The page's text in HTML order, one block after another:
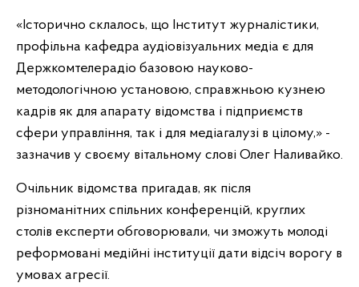
«Історично склалось, що Інститут журналістики,
профільна кафедра аудіовізуальних медіа є для
Держкомтелерадіо базовою науково-
методологічною установою, справжньою кузнею
кадрів як для апарату відомства і підприємств
сфери управління, так і для медіагалузі в цілому,» -
зазначив у своєму вітальному слові Олег Наливайко.
Очільник відомства пригадав, як після
різноманітних спільних конференцій, круглих
столів експерти обговорювали, чи зможуть молоді
реформовані медійні інституції дати відсіч ворогу в
умовах агресії.